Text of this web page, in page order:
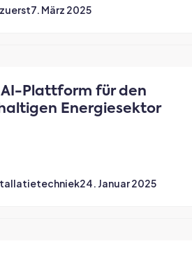
7. März 2025
AI-Plattform für den
Energiesektor
24. Januar 2025